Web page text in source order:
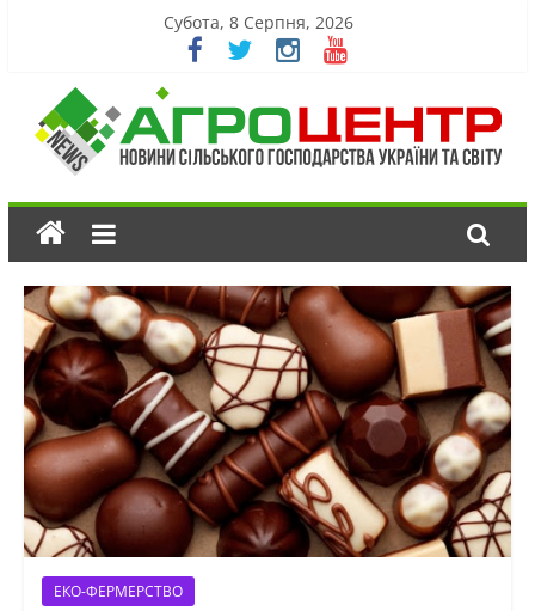
Субота, 8 Серпня, 2026
ЕКО-ФЕРМЕРСТВО